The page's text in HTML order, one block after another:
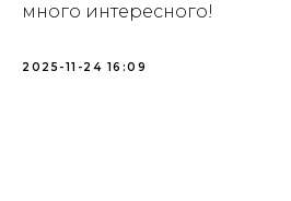
много интересного!
2025-11-24 16:09